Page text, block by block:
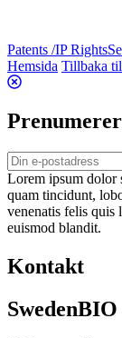
Patents /IP Rights
Hemsida Tillbaka
Lorem ipsum dolor
quam tincidunt,
venenatis felis quis
euismod blandit.
Kontakt
SwedenBIO